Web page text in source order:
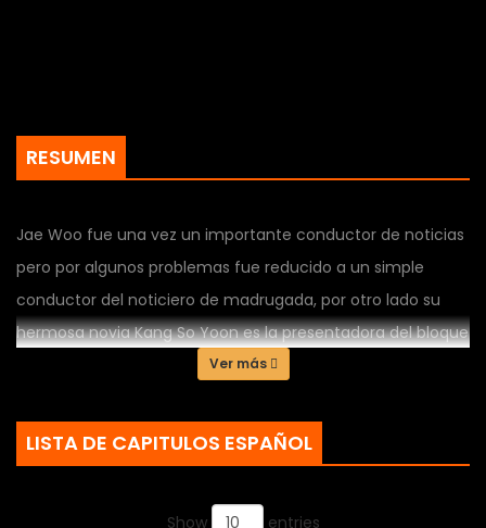
RESUMEN
Jae Woo fue una vez un importante conductor de noticias
pero por algunos problemas fue reducido a un simple
conductor del noticiero de madrugada, por otro lado su
hermosa novia Kang So Yoon es la presentadora del bloque
deportivo en el horario estelar de la estacion sin embargo
obsesionada con ella, , la presentadora Chae Hae anhela
convertirse en una presentadora exitosa y por ultimo la
Ver más
LISTA DE CAPITULOS ESPAÑOL
Show entries